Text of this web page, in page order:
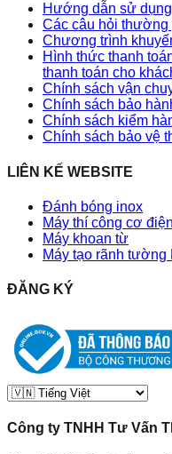
Hướng dẫn sử dụng
Các câu hỏi thường
Chương trình
Hình thức thanh
thanh toán cho
Chính sách vận
Chính sách bảo
Chính sách kiểm
Chính sách bảo vệ
LIÊN KẾ WEBSITE
Đánh bóng inox
Máy thí công cơ điện
Máy khoan từ
Máy tạo rãnh tường
ĐĂNG KÝ
Công ty TNHH Tư Vấn